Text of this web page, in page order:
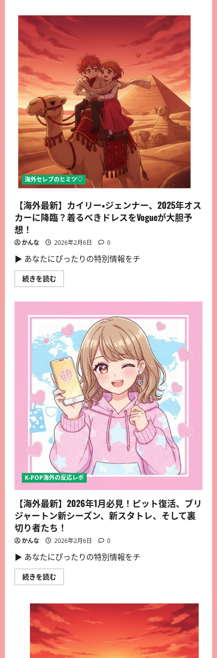
海外セレブのヒミツ♡
【海外最新】カイリー・ジェンナー、2025年オス
カーに降臨？着るべきドレスをVogueが大胆予
想！
かんな 2026年2月6日 0
▶︎ あなたにぴったりの特別情報をチ
続きを読む
K-POP海外の反応レポ
【海外最新】2026年1月必見！ピット復活、ブリ
ジャートン新シーズン、新スタトレ、そして裏
切り者たち！
かんな 2026年2月6日 0
▶︎ あなたにぴったりの特別情報をチ
続きを読む